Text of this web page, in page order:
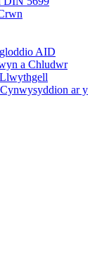
AID
a Chludwr
ar y